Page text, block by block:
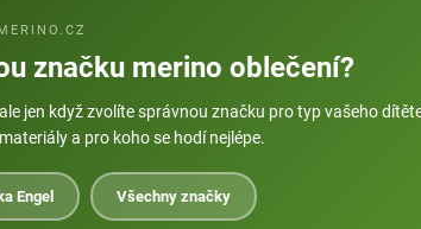
značku merino oblečení?
jen když zvolíte správnou značku pro typ vašeho
a pro koho se hodí nejlépe.
Engel Všechny značky